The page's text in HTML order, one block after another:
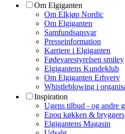
Om Elgiganten
Om Elkjøp Nordic
Om Elgiganten
Samfundsansvar
Presseinformation
Karriere i Elgiganten
Fødevarestyrelsen smiley
Elgigantens Kundeklub
Om Elgiganten Erhverv
Whistleblowing i
Inspiration
Ugens tilbud - og andre
Epoq køkken & bryggers
Elgigantens Magasin